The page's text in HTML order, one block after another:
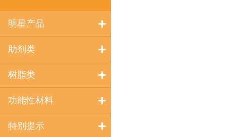
明星产品
助剂类
树脂类
功能性材料
特别提示